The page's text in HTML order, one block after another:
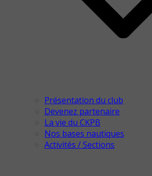
Présentation du club
Devenez partenaire
La vie du CKPB
Nos bases nautiques
Activités / Sections